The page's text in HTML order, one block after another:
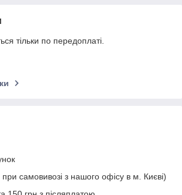
тільки по передоплаті.
самовивозі з нашого офісу в м. Києві)